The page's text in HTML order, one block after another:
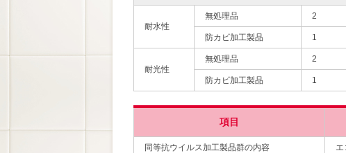
耐水性
無処理品 2
防カビ加工製品 1
耐光性
無処理品 2
防カビ加工製品 1
項目
同等抗ウイルス加工製品群の内容